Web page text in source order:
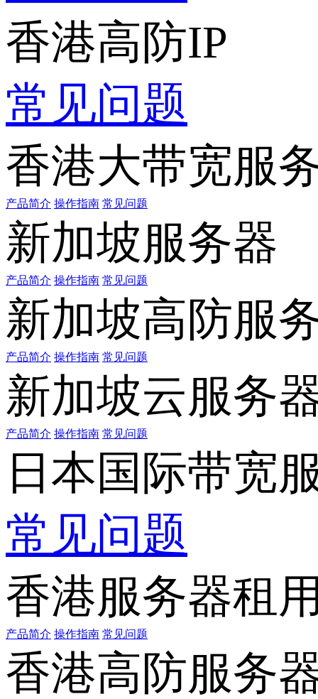
香港高防IP
常见问题
香港大带宽服
产品简介 操作指南 常见问题
新加坡服务器
产品简介 操作指南 常见问题
新加坡高防服
产品简介 操作指南 常见问题
新加坡云服务
产品简介 操作指南 常见问题
日本国际带宽
常见问题
香港服务器租
产品简介 操作指南 常见问题
香港高防服务